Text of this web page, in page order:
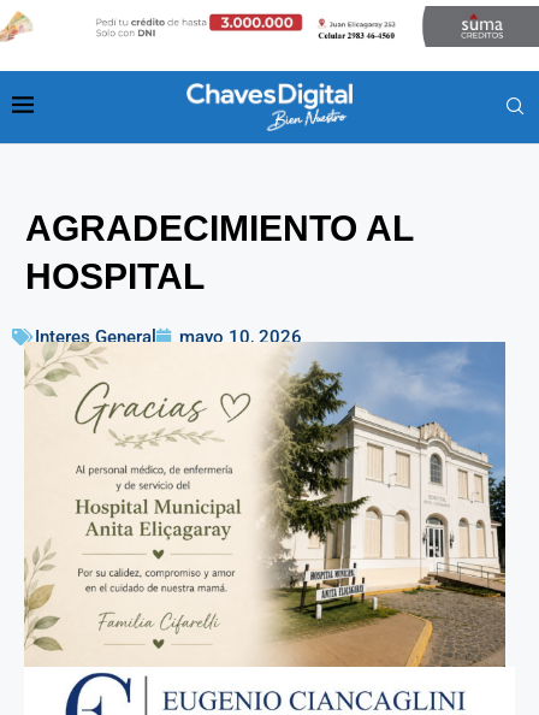
AGRADECIMIENTO AL
HOSPITAL
Interes General mayo 10, 2026